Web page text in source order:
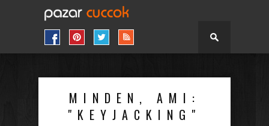
MINDEN, AMI:
"KEYJACKING"